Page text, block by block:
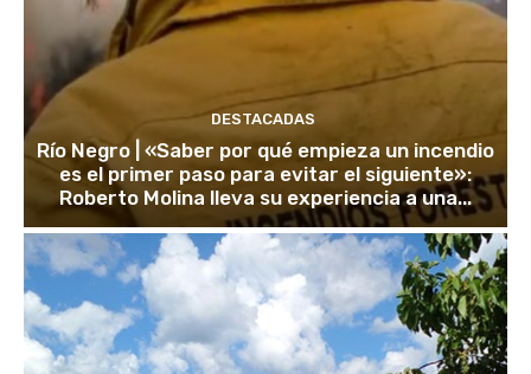
DESTACADAS
Río Negro | «Saber por qué empieza un incendio
es el primer paso para evitar el siguiente»:
Roberto Molina lleva su experiencia a una...